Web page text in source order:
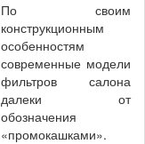
По своим
конструкционным
особенностям
современные модели
фильтров салона
далеки от
обозначения
«промокашками».